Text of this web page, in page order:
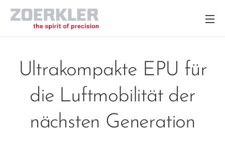
Ultrakompakte EPU für
die Luftmobilität der
nächsten Generation